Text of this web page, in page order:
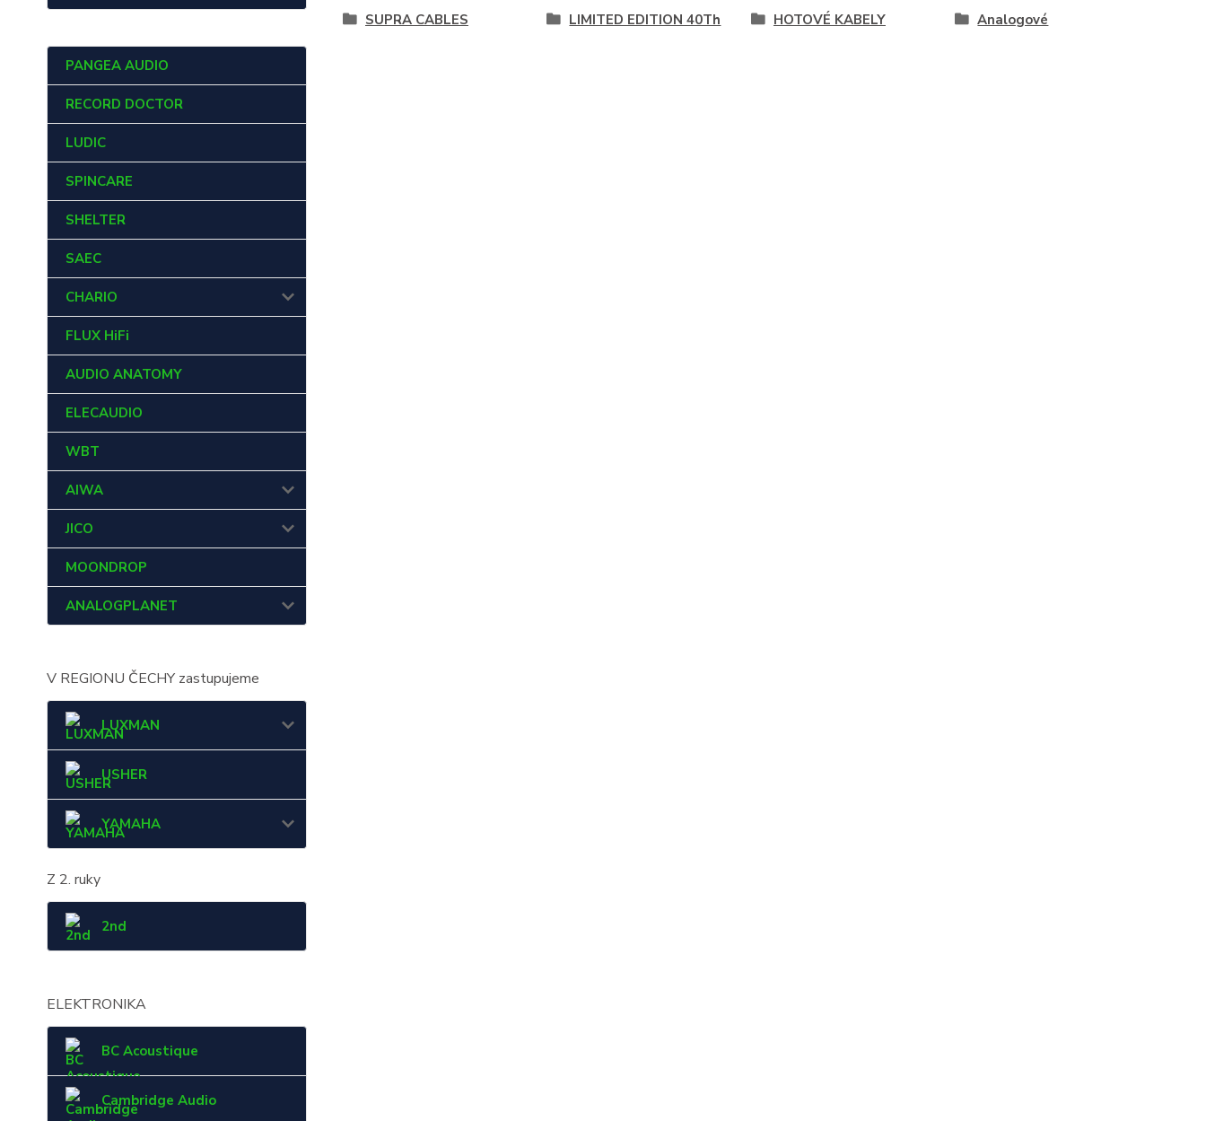
PANGEA AUDIO
RECORD DOCTOR
LUDIC
SPINCARE
SHELTER
SAEC
CHARIO
FLUX HiFi
AUDIO ANATOMY
ELECAUDIO
WBT
AIWA
JICO
MOONDROP
ANALOGPLANET
V REGIONU ČECHY zastupujeme
LUXMAN
USHER
YAMAHA
Z 2. ruky
2nd
ELEKTRONIKA
BC Acoustique
Cambridge Audio
SUPRA CABLES LIMITED EDITION 40Th HOTOVÉ KABELY Analogové